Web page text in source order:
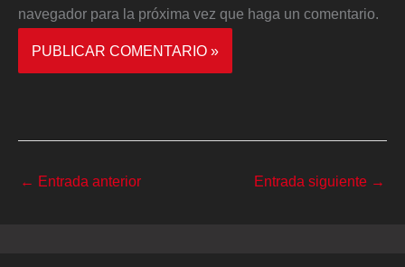
navegador para la próxima vez que haga un comentario.
← Entrada anterior Entrada siguiente →